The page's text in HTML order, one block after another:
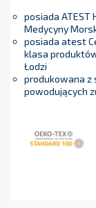
posiada ATEST
Medycyny
posiada atest
klasa
Łodzi
produkowana z
powodujących